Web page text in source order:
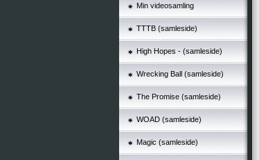
Min videosamling
TTTB (samleside)
High Hopes - (samleside)
Wrecking Ball (samleside)
The Promise (samleside)
WOAD (samleside)
Magic (samleside)